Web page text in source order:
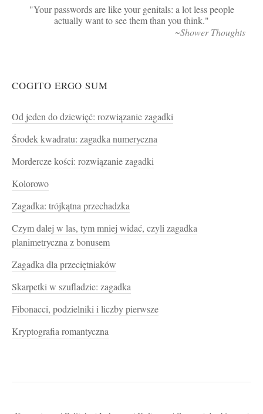
Your passwords are like your genitals: a lot less people
actually want to see them than you think.
~Shower Thoughts
COGITO ERGO SUM
Od jeden do dziewięć: rozwiązanie zagadki
Środek kwadratu: zagadka numeryczna
Mordercze kości: rozwiązanie zagadki
Kolorowo
Zagadka: trójkątna przechadzka
Czym dalej w las, tym mniej widać, czyli zagadka
planimetryczna z bonusem
Zagadka dla przeciętniaków
Skarpetki w szufladzie: zagadka
Fibonacci, podzielniki i liczby pierwsze
Kryptografia romantyczna